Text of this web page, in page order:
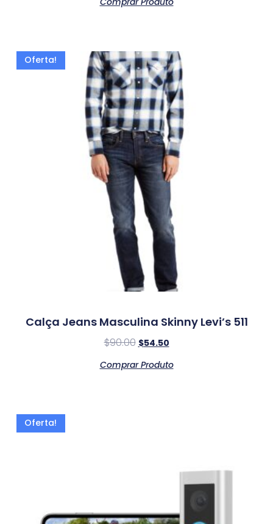
Oferta!
Calça Jeans Masculina Skinny Levi’s 511
$90.00 $54.50
Comprar Produto
Oferta!